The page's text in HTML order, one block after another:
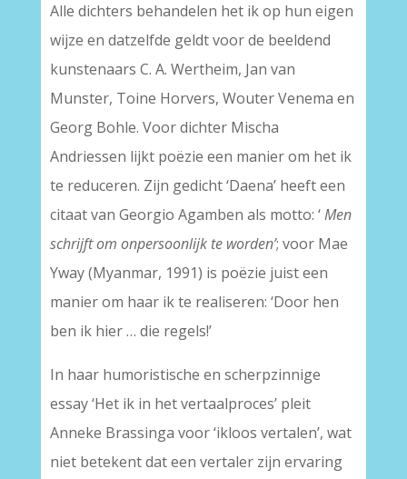
Alle dichters behandelen het ik op hun eigen
wijze en datzelfde geldt voor de beeldend
kunstenaars C. A. Wertheim, Jan van
Munster, Toine Horvers, Wouter Venema en
Georg Bohle. Voor dichter Mischa
Andriessen lijkt poëzie een manier om het ik
te reduceren. Zijn gedicht ‘Daena’ heeft een
citaat van Georgio Agamben als motto: ‘Men
schrijft om onpersoonlijk te worden’; voor Mae
Yway (Myanmar, 1991) is poëzie juist een
manier om haar ik te realiseren: ‘Door hen
ben ik hier … die regels!’
In haar humoristische en scherpzinnige
essay ‘Het ik in het vertaalproces’ pleit
Anneke Brassinga voor ‘ikloos vertalen’, wat
niet betekent dat een vertaler zijn ervaring